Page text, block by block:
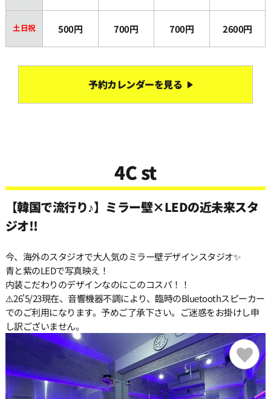
土日祝 500円 700円 700円 2600円
予約カレンダーを見る
4C st
【韓国で流行り♪】ミラー壁×LEDの近未来スタ
ジオ!!
今、海外のスタジオで大人気のミラー壁デザインスタジオ✨
青と紫のLEDで写真映え！
内装こだわりのデザインなのにこのコスパ！！
⚠️26'5/23現在、音響機器不調により、臨時のBluetoothスピーカー
でのご利用になります。予めご了承下さい。ご迷惑をお掛けし申
し訳ございません。